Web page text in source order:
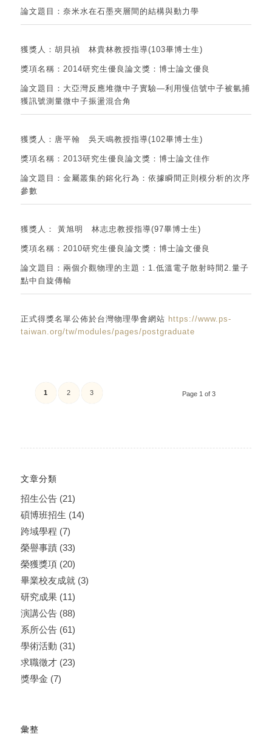
論文題目：奈米水在石墨夾層間的結構與動力學
獲獎人：胡貝禎 林貴林教授指導(103畢博士生)
獎項名稱：2014研究生優良論文獎：博士論文優良
論文題目：大亞灣反應堆微中子實驗—利用慢信號中子被氫捕
獲訊號測量微中子振盪混合角
獲獎人：唐平翰 吳天鳴教授指導(102畢博士生)
獎項名稱：2013研究生優良論文獎：博士論文佳作
論文題目：金屬叢集的鎔化行為：依據瞬間正則模分析的次序
參數
獲獎人： 黃旭明 林志忠教授指導(97畢博士生)
獎項名稱：2010研究生優良論文獎：博士論文優良
論文題目：兩個介觀物理的主題：1.低溫電子散射時間2.量子
點中自旋傳輸
正式得獎名單公佈於台灣物理學會網站 https://www.ps-
taiwan.org/tw/modules/pages/postgraduate
Page 1 of 3
1 2 3
文章分類
招生公告(21)
碩博班招生 (14)
跨域學程 (7)
榮譽事蹟(33)
榮獲獎項(20)
畢業校友成就(3)
研究成果(11)
演講公告(88)
系所公告(61)
學術活動 (31)
求職徵才(23)
獎學金 (7)
彙整